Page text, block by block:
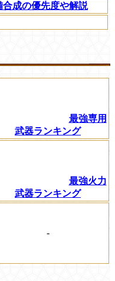
合成の優先度や解説
最強専用
武器ランキング
最強火力
武器ランキング
-